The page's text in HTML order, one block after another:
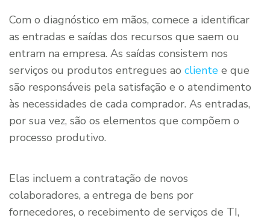
Com o diagnóstico em mãos, comece a identificar
as entradas e saídas dos recursos que saem ou
entram na empresa. As saídas consistem nos
serviços ou produtos entregues ao cliente e que
são responsáveis pela satisfação e o atendimento
às necessidades de cada comprador. As entradas,
por sua vez, são os elementos que compõem o
processo produtivo.
Elas incluem a contratação de novos
colaboradores, a entrega de bens por
fornecedores, o recebimento de serviços de TI,